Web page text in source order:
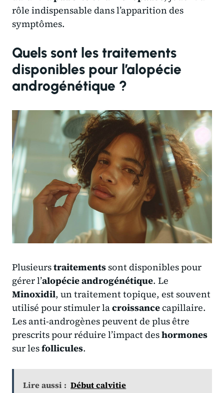
rôle indispensable dans l’apparition des
symptômes.
Quels sont les traitements
disponibles pour l’alopécie
androgénétique ?
Plusieurstraitements sont disponibles pour
gérer l’alopécie androgénétique. Le
Minoxidil, un traitement topique, est souvent
utilisé pour stimuler lacroissancecapillaire.
Les anti-androgènes peuvent de plus être
prescrits pour réduire l’impact deshormones
sur lesfollicules.
Lire aussi : Début calvitie